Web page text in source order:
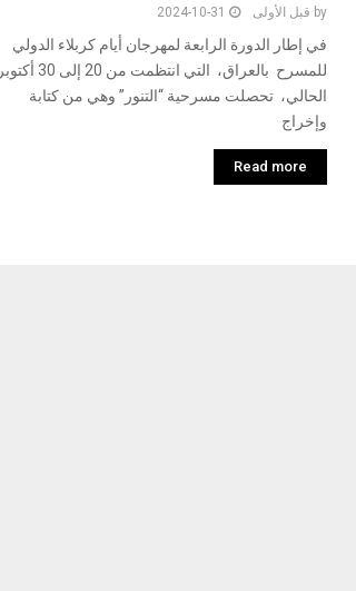
by قبل الأولى 2024-10-31
في إطار الدورة الرابعة لمهرجان أيام كربلاء الدولي
للمسرح بالعراق، التي انتظمت من 20 إلى 30 أكتوبر
الحالي، تحصلت مسرحية “التنور” وهي من كتابة
وإخراج
Read more